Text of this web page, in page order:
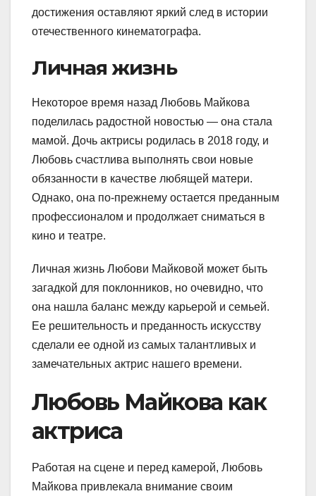
достижения оставляют яркий след в истории
отечественного кинематографа.
Личная жизнь
Некоторое время назад Любовь Майкова
поделилась радостной новостью — она стала
мамой. Дочь актрисы родилась в 2018 году, и
Любовь счастлива выполнять свои новые
обязанности в качестве любящей матери.
Однако, она по-прежнему остается преданным
профессионалом и продолжает сниматься в
кино и театре.
Личная жизнь Любови Майковой может быть
загадкой для поклонников, но очевидно, что
она нашла баланс между карьерой и семьей.
Ее решительность и преданность искусству
сделали ее одной из самых талантливых и
замечательных актрис нашего времени.
Любовь Майкова как
актриса
Работая на сцене и перед камерой, Любовь
Майкова привлекала внимание своим